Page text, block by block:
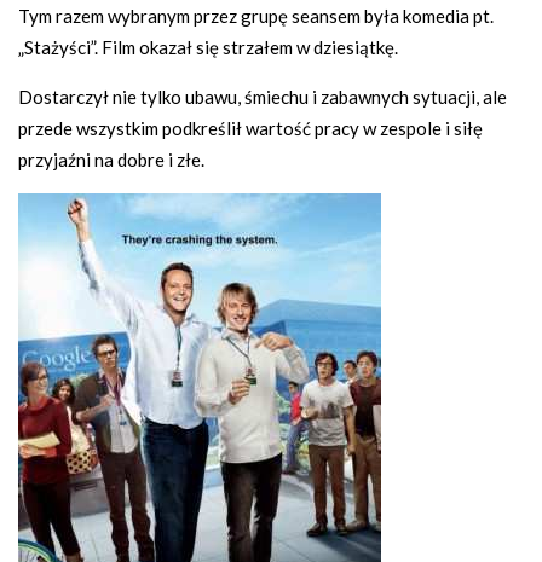
Tym razem wybranym przez grupę seansem była komedia pt.
„Stażyści”. Film okazał się strzałem w dziesiątkę.
Dostarczył nie tylko ubawu, śmiechu i zabawnych sytuacji, ale
przede wszystkim podkreślił wartość pracy w zespole i siłę
przyjaźni na dobre i złe.